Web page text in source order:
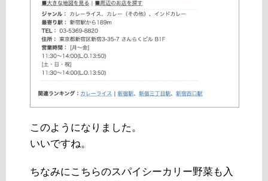
このようになりました。
いいですね。
ちなみにこちらのスパイシーカリー野菜も入